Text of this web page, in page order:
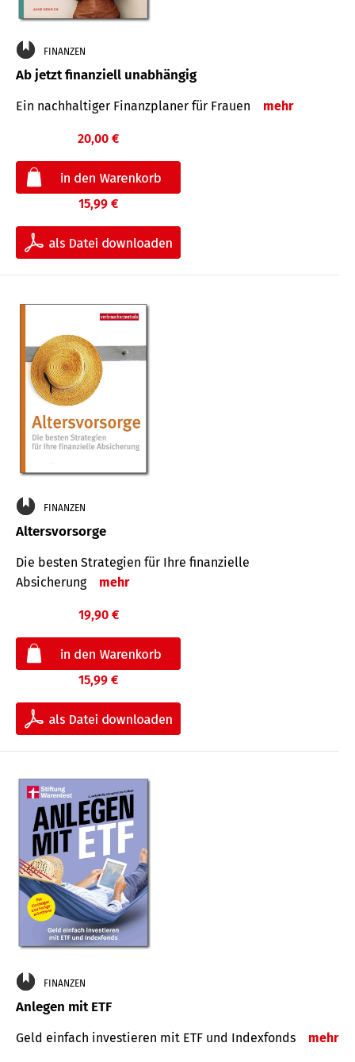
FINANZEN
Ab jetzt finanziell unabhängig
Ein nachhaltiger Finanzplaner für Frauen mehr
20,00 €
15,99 €
FINANZEN
Altersvorsorge
Die besten Strategien für Ihre finanzielle
Absicherung
mehr
19,90 €
15,99 €
FINANZEN
Anlegen mit ETF
Geld einfach investieren mit ETF und Indexfonds mehr